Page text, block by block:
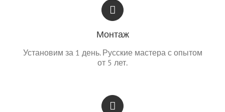
Монтаж
Установим за 1 день. Русские мастера с опытом
от 5 лет.